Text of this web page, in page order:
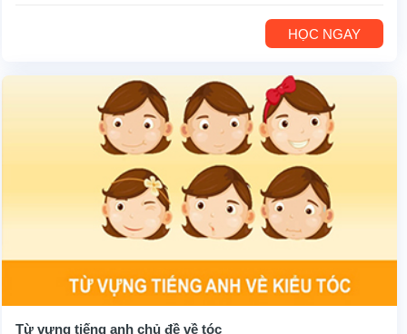
HỌC NGAY
Từ vựng tiếng anh chủ đề về tóc